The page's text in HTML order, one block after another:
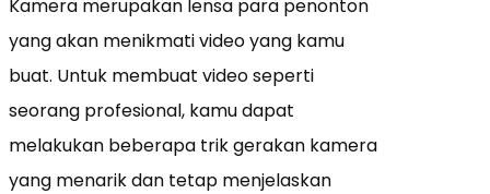
Kamera merupakan lensa para penonton
yang akan menikmati video yang kamu
buat. Untuk membuat video seperti
seorang profesional, kamu dapat
melakukan beberapa trik gerakan kamera
yang menarik dan tetap menjelaskan